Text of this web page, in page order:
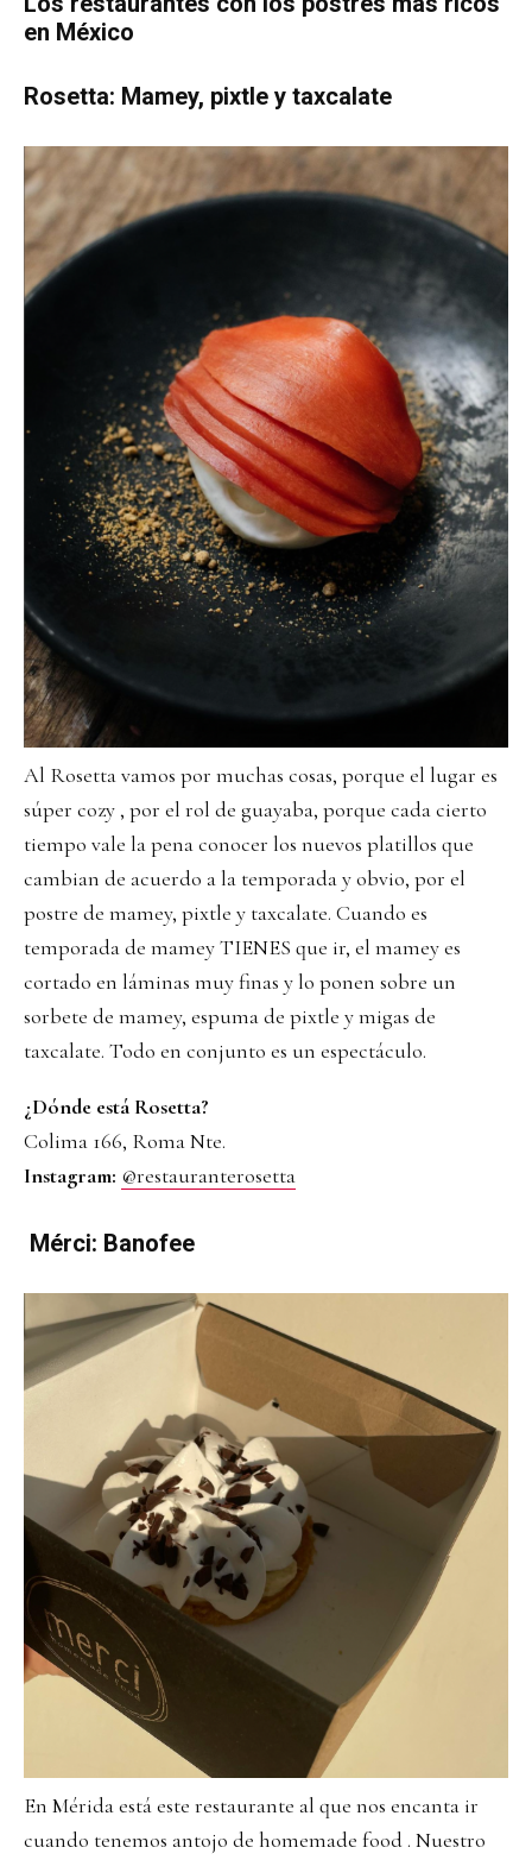
en México
Rosetta: Mamey, pixtle y taxcalate
Al Rosetta vamos por muchas cosas, porque el lugar es
súper cozy , por el rol de guayaba, porque cada cierto
tiempo vale la pena conocer los nuevos platillos que
cambian de acuerdo a la temporada y obvio, por el
postre de mamey, pixtle y taxcalate. Cuando es
temporada de mamey TIENES que ir, el mamey es
cortado en láminas muy finas y lo ponen sobre un
sorbete de mamey, espuma de pixtle y migas de
taxcalate. Todo en conjunto es un espectáculo.
¿Dónde está Rosetta?
Colima 166, Roma Nte.
Instagram: @restauranterosetta
Mérci: Banofee
En Mérida está este restaurante al que nos encanta ir
cuando tenemos antojo de homemade food . Nuestro